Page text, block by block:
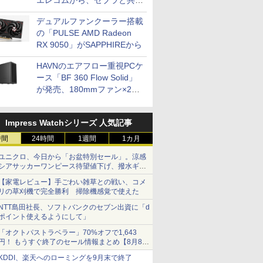
開発
デュアルファンクーラー搭載
の「PULSE AMD Radeon
RX 9050」がSAPPHIREから
HAVNのエアフロー重視PCケ
ース「BF 360 Flow Solid」
が発売、180mmファン×2搭
Impress Watchシリーズ 人気記事
24時間 1週間 1カ月
ニクロ、今日から「お盆特別セール」。涼感
アサッカーワンピース待望値下げ、撥水ギア
ョーツは1990円に
家電レビュー】手ごわい雑草との戦い、コメ
の草刈機で完全勝利 掃除機感覚で使えた
島田社長、ソフトバンクのセブン出資に「d
イント使えるようにして」
オクトパストラベラー」70%オフで1,643
！ もうすぐ終了のセール情報まとめ【8月8日
新】
ンテンドーeショップでは「大神 絶景版」が
、楽天へのローミングを9月末で終了